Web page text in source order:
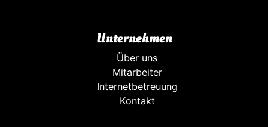
Unternehmen
Über uns
Mitarbeiter
Internetbetreuung
Kontakt